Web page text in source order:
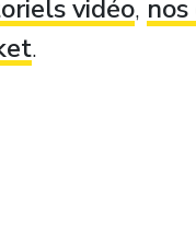
vidéo, nos
.